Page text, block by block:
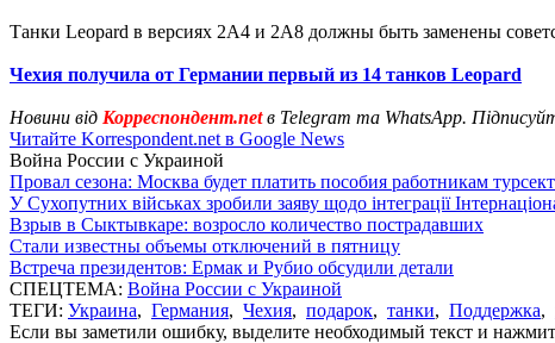
Танки Leopard в версиях 2A4 и 2A8 должны быть заменены
Чехия получила от Германии первый из 14 танков Leopard
Новини від Корреспондент.netв Telegram та WhatsApp.
Читайте Korrespondent.net в Google News
Война России с Украиной
Провал сезона: Москва будет платить пособия работникам
У Сухопутних військах зробили заяву щодо інтеграції
Взрыв в Сыктывкаре: возросло количество пострадавших
Стали известны объемы отключений в пятницу
Встреча президентов: Ермак и Рубио обсудили детали
СПЕЦТЕМА: Война России с Украиной
ТЕГИ: Украина, Германия, Чехия, подарок, танки, Поддержка,
Если вы заметили ошибку, выделите необходимый текст и